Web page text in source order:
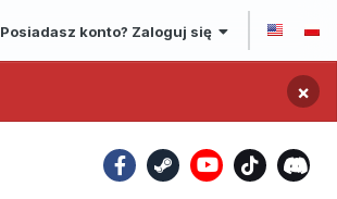
Posiadasz konto? Zaloguj się
×